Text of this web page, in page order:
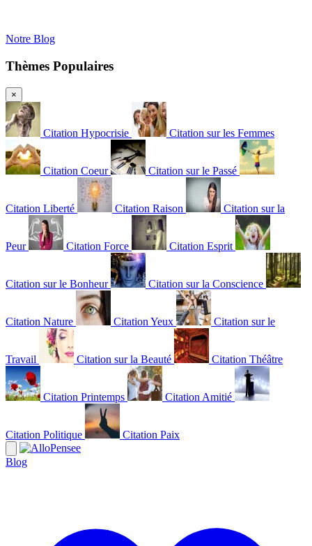
Notre Blog
Thèmes Populaires
×
Citation Hypocrisie Citation sur les Femmes
Citation Coeur Citation sur le Passé
Citation Liberté Citation Raison Citation sur la
Peur Citation Force Citation Esprit
Citation sur le Bonheur Citation sur la Conscience
Citation Nature Citation Yeux Citation sur le
Travail Citation sur la Beauté Citation Théâtre
Citation Printemps Citation Amitié
Citation Politique Citation Paix
Blog